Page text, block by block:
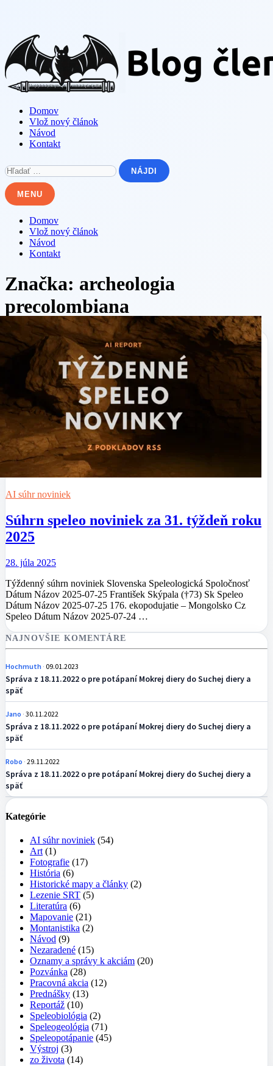
Domov
Vlož nový článok
Návod
Kontakt
Hľadať:
MENU
Domov
Vlož nový článok
Návod
Kontakt
Značka: archeologia
precolombiana
AI súhr noviniek
Súhrn speleo noviniek za 31. týždeň roku
2025
28. júla 2025
Týždenný súhrn noviniek Slovenska Speleologická Spoločnosť
Dátum Názov 2025-07-25 František Skýpala (†73) Sk Speleo
Dátum Názov 2025-07-25 176. ekopodujatie – Mongolsko Cz
Speleo Dátum Názov 2025-07-24 …
NAJNOVŠIE KOMENTÁRE
Hochmuth 09.01.2023
Správa z 18.11.2022 o pre potápaní Mokrej diery do Suchej diery a
späť
Jano 30.11.2022
Správa z 18.11.2022 o pre potápaní Mokrej diery do Suchej diery a
späť
Robo 29.11.2022
Správa z 18.11.2022 o pre potápaní Mokrej diery do Suchej diery a
späť
Kategórie
AI súhr noviniek (54)
Art (1)
Fotografie (17)
História (6)
Historické mapy a články (2)
Lezenie SRT (5)
Literatúra (6)
Mapovanie (21)
Montanistika (2)
Návod (9)
Nezaradené (15)
Oznamy a správy k akciám (20)
Pozvánka (28)
Pracovná akcia (12)
Prednášky (13)
Reportáž (10)
Speleobiológia (2)
Speleogeológia (71)
Speleopotápanie (45)
Výstroj (3)
zo života (14)